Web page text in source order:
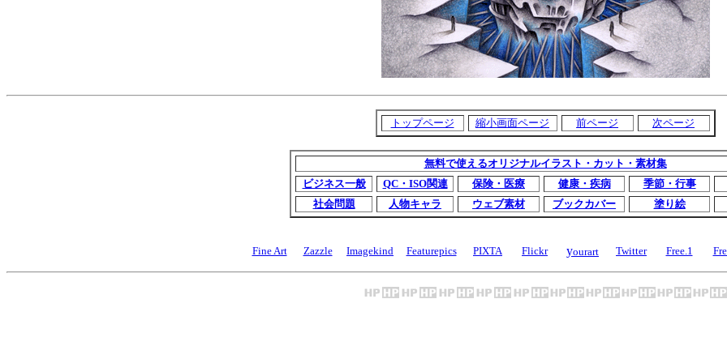
トップページ 縮小画面ページ 前ページ 次ページ
無料で使えるオリジナルイラスト・カット・素材集
ビジネス一般
QC・ISO関連 保険・医療 健康・疾病 季節・行事
社会問題
人物キャラ ウェブ素材 ブックカバー 塗り絵
Fine Art Zazzle Imagekind Featurepics PIXTA Flickr yourart Twitter Free.1